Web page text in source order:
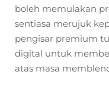
boleh memulakan
sentiasa merujuk
pengisar premium
digital untuk
atas masa